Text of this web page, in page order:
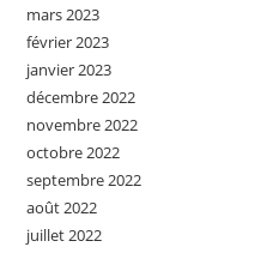
mars 2023
février 2023
janvier 2023
décembre 2022
novembre 2022
octobre 2022
septembre 2022
août 2022
juillet 2022